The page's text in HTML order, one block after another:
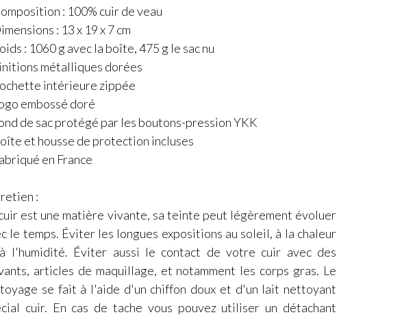
: 100% cuir de veau
: 13 x 19 x 7 cm
: 1060 g avec la boîte, 475 g le sac nu
métalliques dorées
intérieure zippée
embossé doré
de sac protégé par les boutons-pression YKK
et housse de protection incluses
en France
:
est une matière vivante, sa teinte peut légèrement évoluer
le temps. Éviter les longues expositions au soleil, à la chaleur
l'humidité. Éviter aussi le contact de votre cuir avec des
articles de maquillage, et notamment les corps gras. Le
se fait à l'aide d'un chiffon doux et d'un lait nettoyant
cuir. En cas de tache vous pouvez utiliser un détachant